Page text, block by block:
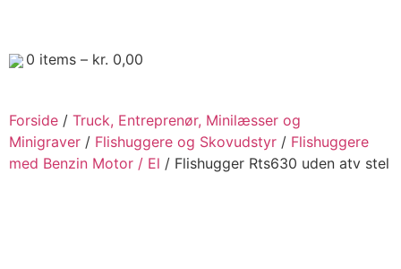
0 items – kr. 0,00
Forside / Truck, Entreprenør, Minilæsser og
Minigraver / Flishuggere og Skovudstyr / Flishuggere
med Benzin Motor / El / Flishugger Rts630 uden atv stel